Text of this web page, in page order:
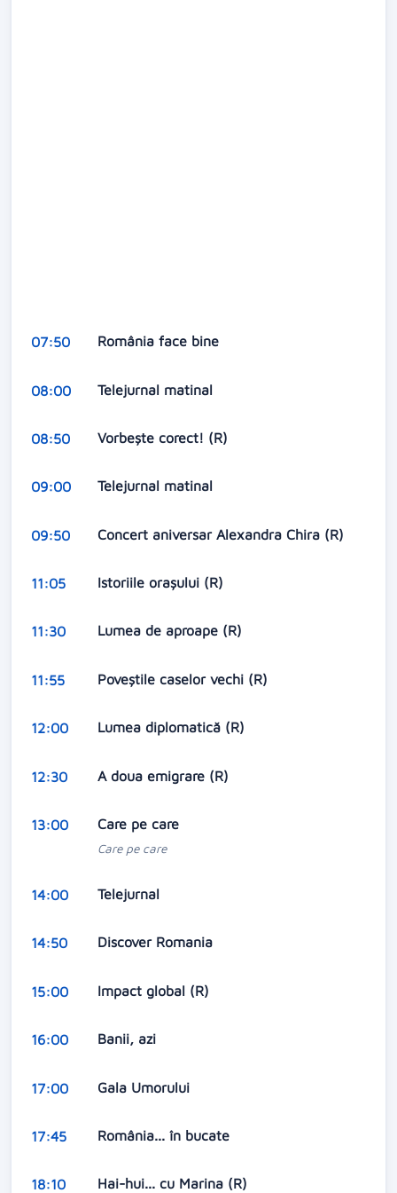
07:50 România face bine
08:00 Telejurnal matinal
08:50 Vorbeşte corect! (R)
09:00 Telejurnal matinal
09:50 Concert aniversar Alexandra Chira (R)
11:05 Istoriile oraşului (R)
11:30 Lumea de aproape (R)
11:55 Poveştile caselor vechi (R)
12:00 Lumea diplomatică (R)
12:30 A doua emigrare (R)
13:00 Care pe care
Care pe care
14:00 Telejurnal
14:50 Discover Romania
15:00 Impact global (R)
16:00 Banii, azi
17:00 Gala Umorului
17:45 România... în bucate
18:10 Hai-hui... cu Marina (R)